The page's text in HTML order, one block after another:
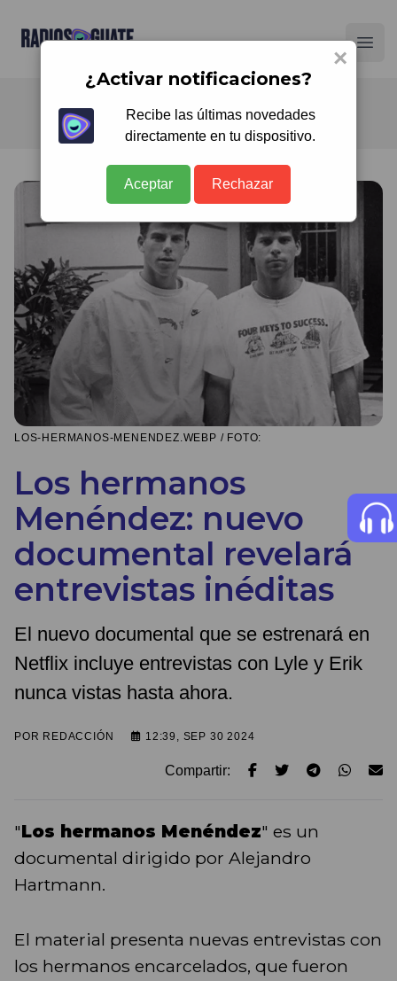
Radios Guate
LOS-HERMANOS-MENENDEZ.WEBP / FOTO:
Los hermanos
Menéndez: nuevo
documental revelará
entrevistas inéditas
El nuevo documental que se estrenará en
Netflix incluye entrevistas con Lyle y Erik
nunca vistas hasta ahora.
POR REDACCIÓN 12:39, SEP 30 2024
Compartir:
"Los hermanos Menéndez" es un
documental dirigido por Alejandro
Hartmann.
El material presenta nuevas entrevistas con
los hermanos encarcelados, que fueron
×
¿Activar notificaciones?
Recibe las últimas novedades
directamente en tu dispositivo.
Aceptar Rechazar